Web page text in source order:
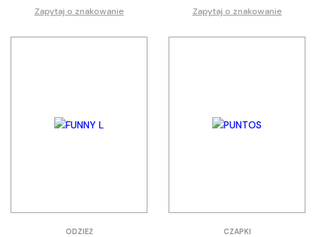
Zapytaj o znakowanie Zapytaj o znakowanie
ODZIEŻ CZAPKI